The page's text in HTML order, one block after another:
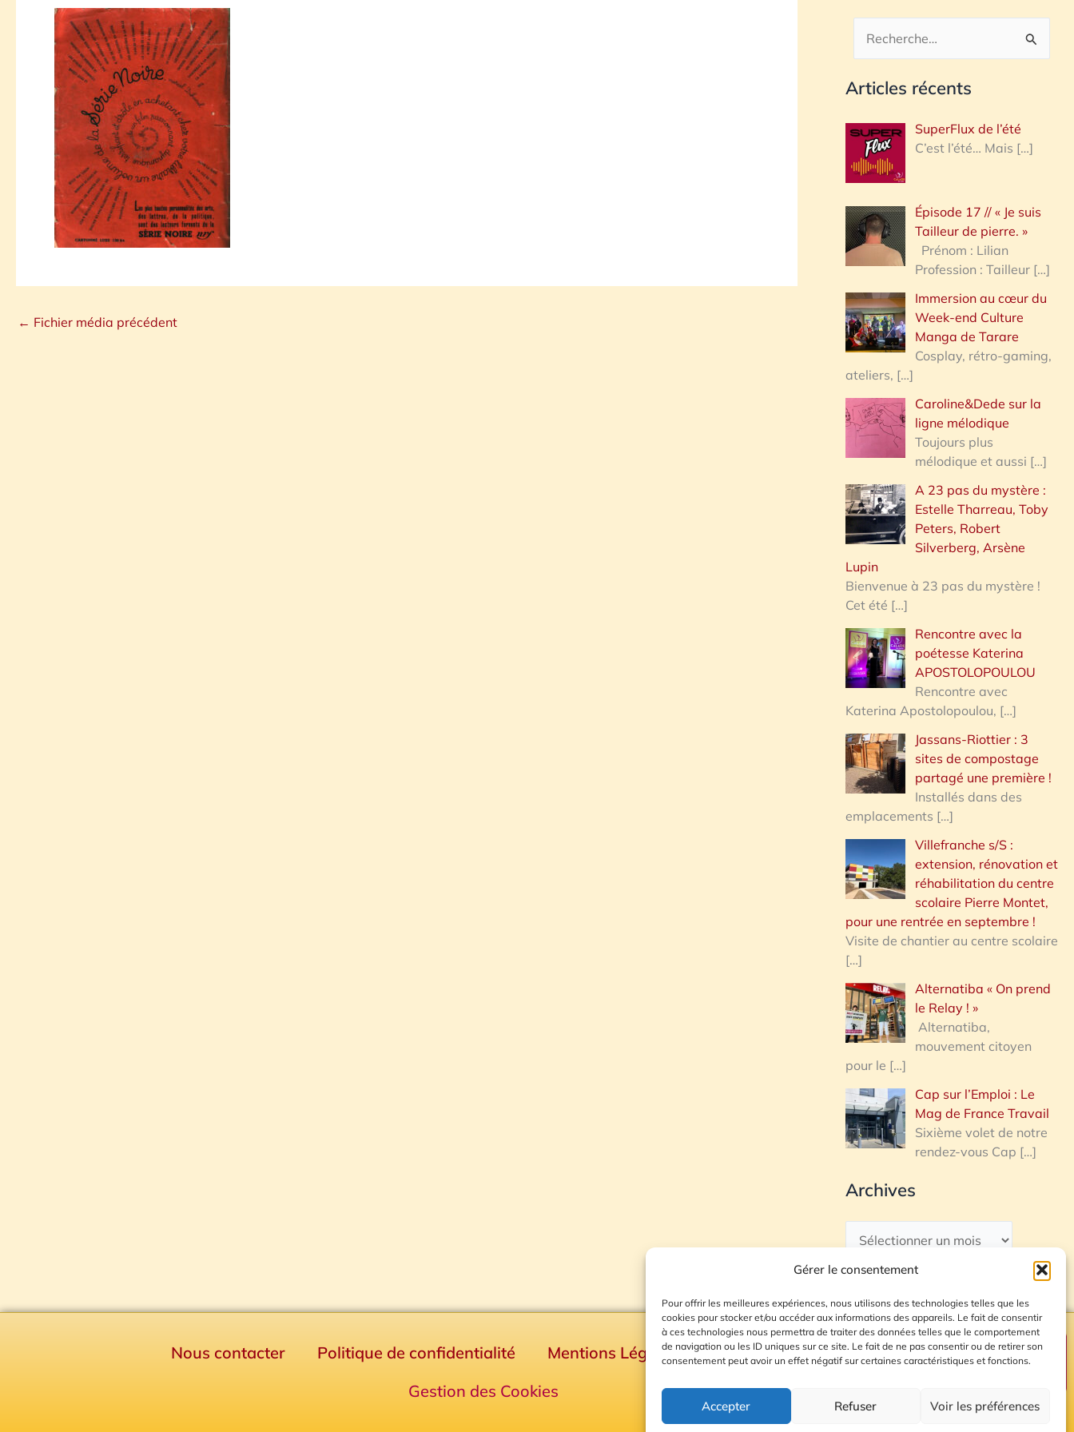
Gérer le consentement
Pour offrir les meilleures expériences, nous utilisons des technologies telles que les
cookies pour stocker et/ou accéder aux informations des appareils. Le fait de consentir
à ces technologies nous permettra de traiter des données telles que le comportement
de navigation ou les ID uniques sur ce site. Le fait de ne pas consentir ou de retirer son
consentement peut avoir un effet négatif sur certaines caractéristiques et fonctions.
Accepter Refuser Voir les préférences
← Fichier média précédent
c
h
r
h
e
:
Articles récents
SuperFlux de l’été
C’est l’été… Mais […]
Épisode 17 // « Je suis
Tailleur de pierre. »
Prénom : Lilian
Profession : Tailleur […]
Immersion au cœur du
Week-end Culture
Manga de Tarare
Cosplay, rétro-gaming,
ateliers, […]
Caroline&Dede sur la
ligne mélodique
Toujours plus
mélodique et aussi […]
A 23 pas du mystère :
Estelle Tharreau, Toby
Peters, Robert
Silverberg, Arsène
Lupin
Bienvenue à 23 pas du mystère !
Cet été […]
Rencontre avec la
poétesse Katerina
APOSTOLOPOULOU
Rencontre avec
Katerina Apostolopoulou, […]
Jassans-Riottier : 3
sites de compostage
partagé une première !
Installés dans des
emplacements […]
Villefranche s/S :
extension, rénovation et
réhabilitation du centre
scolaire Pierre Montet,
pour une rentrée en septembre !
Visite de chantier au centre scolaire
[…]
Alternatiba « On prend
le Relay ! »
Alternatiba,
mouvement citoyen
pour le […]
Cap sur l’Emploi : Le
Mag de France Travail
Sixième volet de notre
rendez-vous Cap […]
Archives
Nous contacter Politique de confidentialité Mentions Légales
Plan du site
Gestion des Cookies